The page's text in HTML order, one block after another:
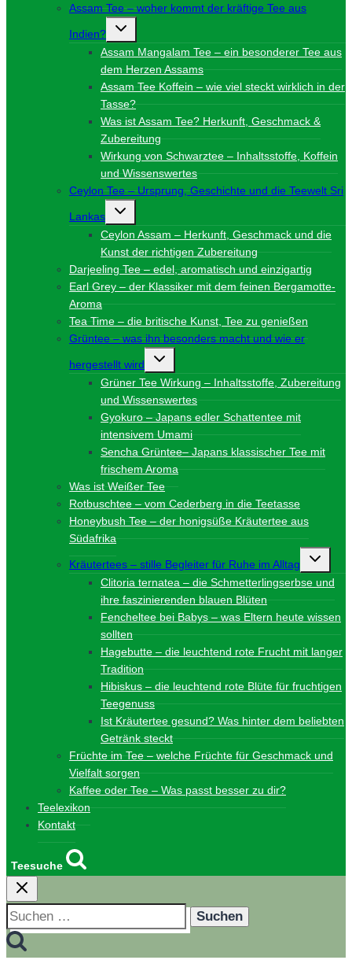
Assam Tee – woher kommt der kräftige Tee aus
Indien?
Untermenü
umschalten
Assam Mangalam Tee – ein besonderer Tee aus
dem Herzen Assams
Assam Tee Koffein – wie viel steckt wirklich in der
Tasse?
Was ist Assam Tee? Herkunft, Geschmack &
Zubereitung
Wirkung von Schwarztee – Inhaltsstoffe, Koffein
und Wissenswertes
Ceylon Tee – Ursprung, Geschichte und die Teewelt Sri
Lankas
Untermenü
umschalten
Ceylon Assam – Herkunft, Geschmack und die
Kunst der richtigen Zubereitung
Darjeeling Tee – edel, aromatisch und einzigartig
Earl Grey – der Klassiker mit dem feinen Bergamotte-
Aroma
Tea Time – die britische Kunst, Tee zu genießen
Grüntee – was ihn besonders macht und wie er
hergestellt wird
Untermenü
umschalten
Grüner Tee Wirkung – Inhaltsstoffe, Zubereitung
und Wissenswertes
Gyokuro – Japans edler Schattentee mit
intensivem Umami
Sencha Grüntee– Japans klassischer Tee mit
frischem Aroma
Was ist Weißer Tee
Rotbuschtee – vom Cederberg in die Teetasse
Honeybush Tee – der honigsüße Kräutertee aus
Südafrika
Kräutertees – stille Begleiter für Ruhe im Alltag
Clitoria ternatea – die Schmetterlingserbse und
ihre faszinierenden blauen Blüten
Fencheltee bei Babys – was Eltern heute wissen
sollten
Hagebutte – die leuchtend rote Frucht mit langer
Tradition
Hibiskus – die leuchtend rote Blüte für fruchtigen
Teegenuss
Ist Kräutertee gesund? Was hinter dem beliebten
Getränk steckt
Früchte im Tee – welche Früchte für Geschmack und
Vielfalt sorgen
Kaffee oder Tee – Was passt besser zu dir?
Teelexikon
Kontakt
Teesuche
Suchen
nach: